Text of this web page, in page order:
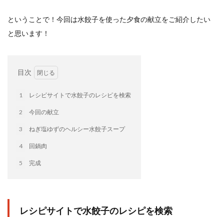
ということで！今回は水餃子を使った夕食の献立をご紹介したい
と思います！
目次
1 レシピサイトで水餃子のレシピを検索
2 今回の献立
3 ねぎ塩ゆずのヘルシー水餃子スープ
4 回鍋肉
5 完成
レシピサイトで水餃子のレシピを検索
セカンド冷凍庫
たれつき肉焼売
冷凍から揚げ
冷凍食品ライフハック
万博
冷凍餃子
回鍋肉
低糖質 ワンプレート
ビビゴ
パックご飯
ラーメンJourney
レシピ